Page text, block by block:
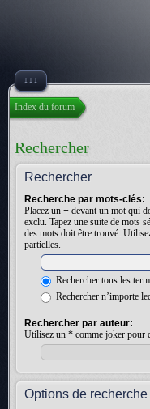
↓↓↓
Index du forum
Rechercher
Rechercher
Recherche par mots-clés:
Placez un + devant un mot qui
exclu. Tapez une suite de mots
des mots doit être trouvé.
partielles.
Rechercher tous les
Rechercher n’importe
Rechercher par auteur:
Utilisez un * comme joker pour
Options de recherche